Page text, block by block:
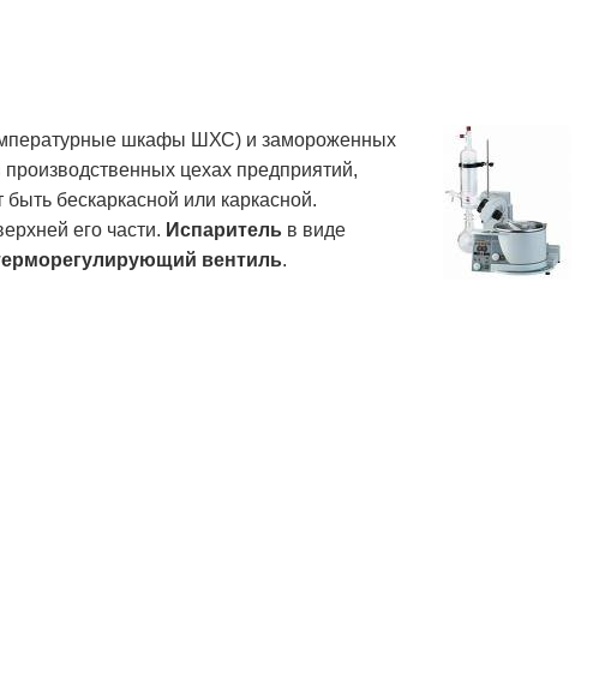
шкафы ШХС) и замороженных
цехах предприятий,
бескаркасной или каркасной.
его части. Испаритель в виде
вентиль.